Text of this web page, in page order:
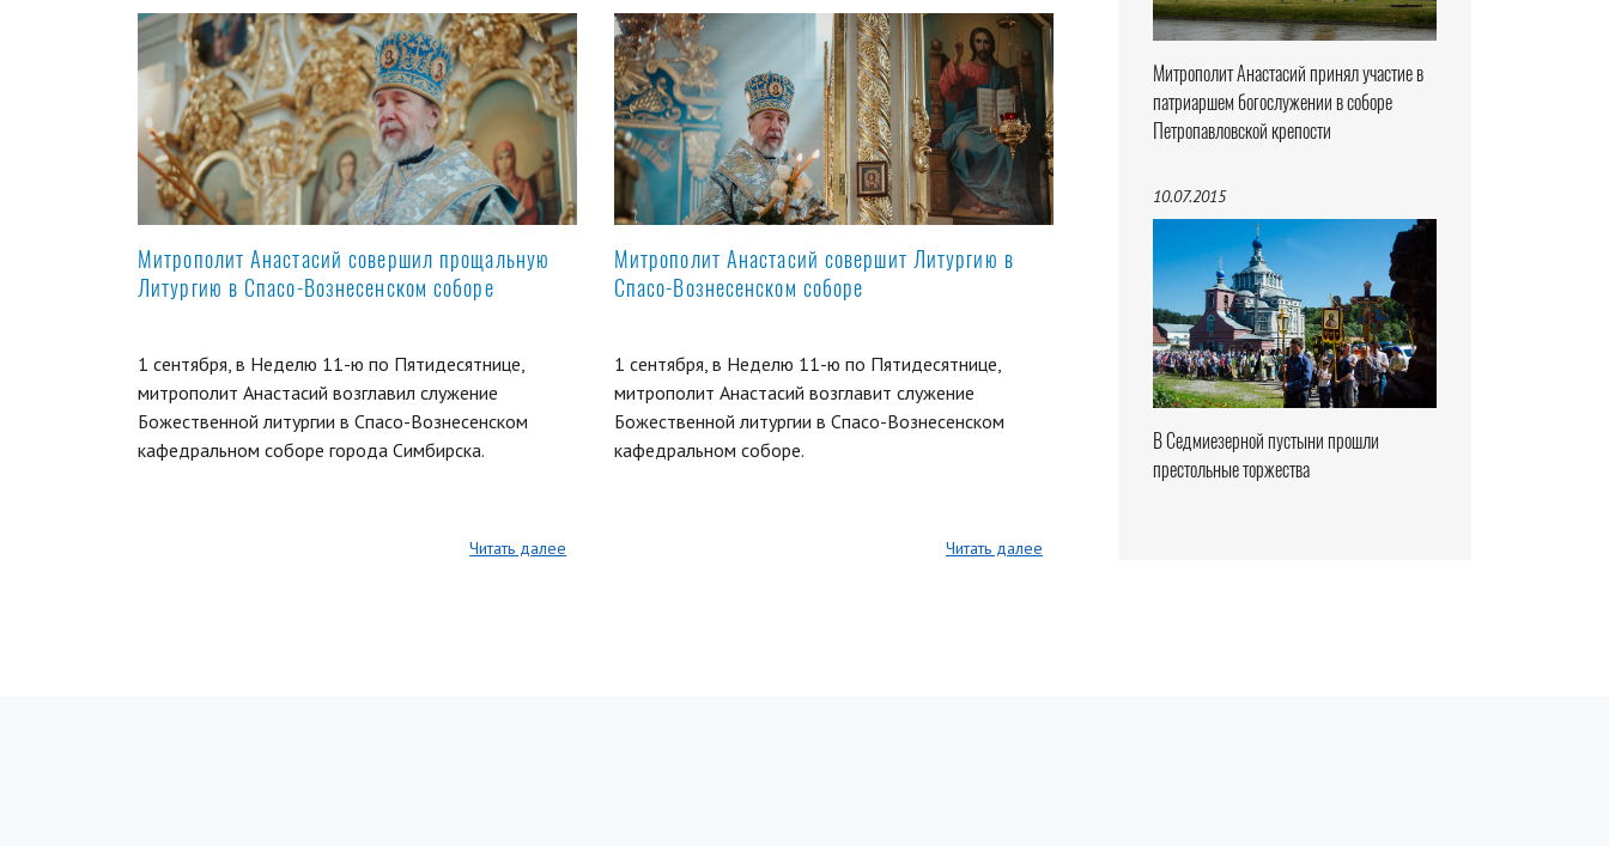
Митрополит Анастасий принял участие в
патриаршем богослужении в соборе
Петропавловской крепости
10.07.2015
В Седмиезерной пустыни прошли
престольные торжества
Митрополит Анастасий совершил прощальную
Литургию в Спасо-Вознесенском соборе
1 сентября, в Неделю 11-ю по Пятидесятнице,
митрополит Анастасий возглавил служение
Божественной литургии в Спасо-Вознесенском
кафедральном соборе города Симбирска.
Читать далее
Митрополит Анастасий совершит Литургию в
Спасо-Вознесенском соборе
1 сентября, в Неделю 11-ю по Пятидесятнице,
митрополит Анастасий возглавит служение
Божественной литургии в Спасо-Вознесенском
кафедральном соборе.
Читать далее